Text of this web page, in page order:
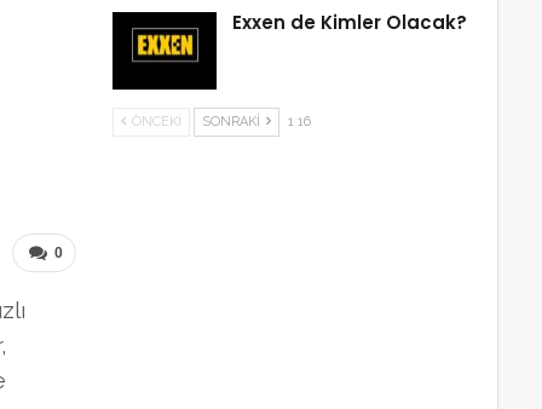
0
Exxen de Kimler Olacak?
ÖNCEKI SONRAKI 1 16